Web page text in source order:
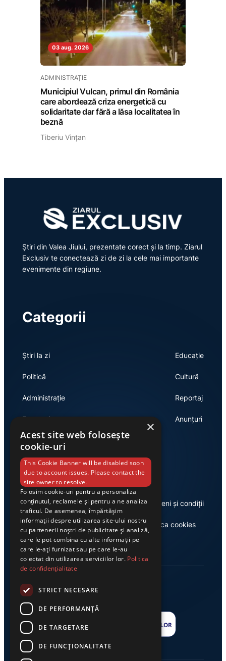
03 aug. 2026
ADMINISTRAȚIE
Municipiul Vulcan, primul din România
care abordează criza energetică cu
solidaritate dar fără a lăsa localitatea în
beznă
Tiberiu Vințan
Știri din Valea Jiului, prezentate corect și la timp. Ziarul
Exclusiv te conectează zi de zi la cele mai importante
evenimente din regiune.
Categorii
Știri la zi
Politică
Administrație
Economie
Educație
Cultură
Reportaj
Anunțuri
Link-uri utile
Despre noi
Casa de editură Exclusiv
Termeni și condiții
Politica cookies
×
Acest site web folosește
cookie-uri
This Cookie Banner will be disabled soon
due to account issues. Please contact the
site owner to resolve.
Folosim cookie-uri pentru a personaliza
conținutul, reclamele și pentru a ne analiza
traficul. De asemenea, împărtășim
informații despre utilizarea site-ului nostru
cu partenerii noștri de publicitate și analiză,
care le pot combina cu alte informații pe
care le-ați furnizat sau pe care le-au
colectat din utilizarea serviciilor lor. Politica
de confidențialitate
STRICT NECESARE
DE PERFORMANȚĂ
DE TARGETARE
DE FUNCŢIONALITATE